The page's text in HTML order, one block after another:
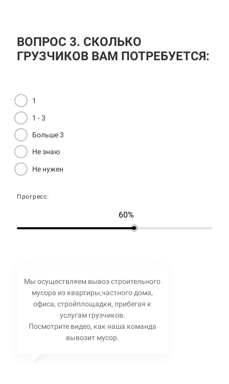
ВОПРОС 3. СКОЛЬКО
ГРУЗЧИКОВ ВАМ ПОТРЕБУЕТСЯ:
1
1 - 3
Больше 3
Не знаю
Не нужен
Прогресс:
60%
Мы осуществляем вывоз строительного
мусора из квартиры,частного дома,
офиса, стройплощадки, прибегая к
услугам грузчиков.
Посмотрите видео, как наша команда
вывозит мусор.